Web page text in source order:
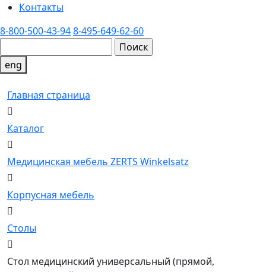
Контакты
8-800-500-43-948-495-649-62-60
eng
Главная страница
Каталог
Медицинская мебель ZERTS Winkelsatz
Корпусная мебель
Столы
Стол медицинский универсальный (прямой,